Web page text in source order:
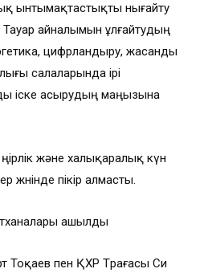
ынтымақтастықты нығайту
айналымын ұлғайтудың
цифрландыру, жасанды
салаларында ірі
іске асырудың маңызына
және халықаралық күн
жөнінде пікір алмасты.
ашылды
пен ҚХР Төрағасы Си